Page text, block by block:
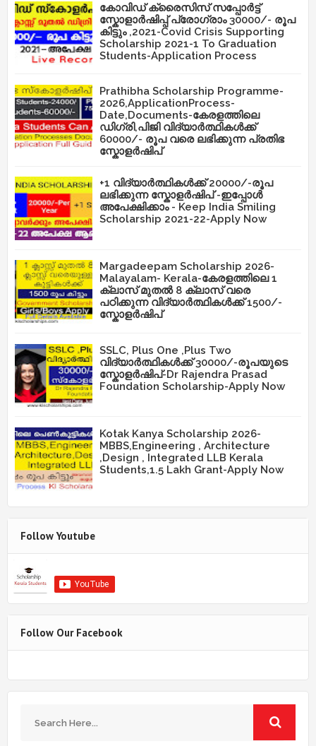
കോവിഡ് ക്രൈസിസ് സപ്പോർട്ട്
സ്കോളാർഷിപ്പ് പ്രോഗ്രാം 30000/- രൂപ
കിട്ടും ,2021-Covid Crisis Supporting
Scholarship 2021-1 To Graduation
Students-Application Process
Prathibha Scholarship Programme-
2026,ApplicationProcess-
Date,Documents-കേരളത്തിലെ
ഡിഗ്രി,പിജി വിദ്യാർത്ഥികൾക്ക്
60000/- രൂപ വരെ ലഭിക്കുന്ന പ്രതിഭ
സ്കോളർഷിപ്
+1 വിദ്യാർത്ഥികൾക്ക് 20000/-രൂപ
ലഭിക്കുന്ന സ്കോളർഷിപ് -ഇപ്പോൾ
അപേക്ഷിക്കാം - Keep India Smiling
Scholarship 2021-22-Apply Now
Margadeepam Scholarship 2026-
Malayalam- Kerala-കേരളത്തിലെ 1
ക്ലാസ് മുതൽ 8 ക്ലാസ് വരെ
പഠിക്കുന്ന വിദ്യാർത്ഥികൾക്ക് 1500/-
സ്കോളർഷിപ്
SSLC, Plus One ,Plus Two
വിദ്യാർത്ഥികൾക്ക് 30000/-രൂപയുടെ
സ്കോളർഷിപ്-Dr Rajendra Prasad
Foundation Scholarship-Apply Now
Kotak Kanya Scholarship 2026-
MBBS,Engineering , Architecture
,Design , Integrated LLB Kerala
Students,1.5 Lakh Grant-Apply Now
Follow Youtube
Follow Our Facebook